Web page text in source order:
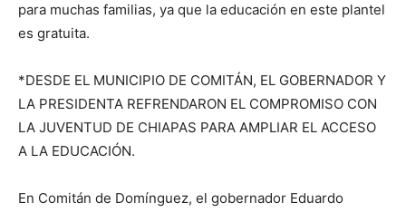
para muchas familias, ya que la educación en este plantel
es gratuita.
*DESDE EL MUNICIPIO DE COMITÁN, EL GOBERNADOR Y
LA PRESIDENTA REFRENDARON EL COMPROMISO CON
LA JUVENTUD DE CHIAPAS PARA AMPLIAR EL ACCESO
A LA EDUCACIÓN.
En Comitán de Domínguez, el gobernador Eduardo